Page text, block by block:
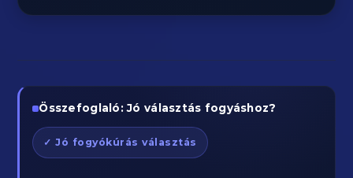
Összefoglaló: Jó választás fogyáshoz?
✓ Jó fogyókúrás választás